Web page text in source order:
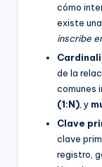
cómo
existe
inscribe
de la
comunes
(1:N) , y
Clave
clave
registro,